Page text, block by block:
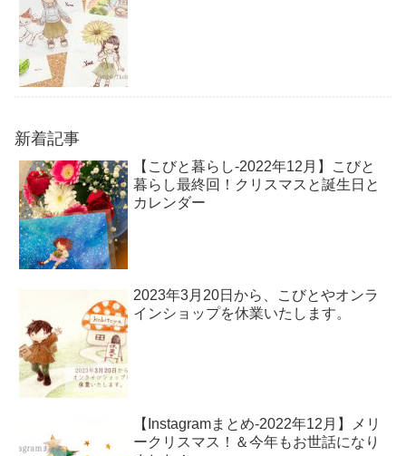
新着記事
【こびと暮らし-2022年12月】こびと
暮らし最終回！クリスマスと誕生日と
カレンダー
2023年3月20日から、こびとやオンラ
インショップを休業いたします。
【Instagramまとめ-2022年12月】メリ
ークリスマス！＆今年もお世話になり